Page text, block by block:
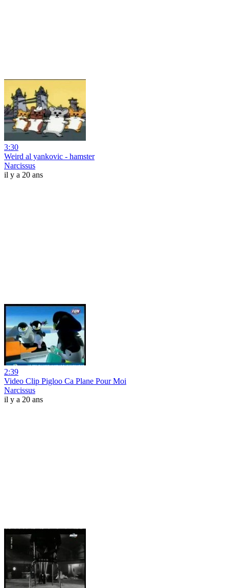
3:30
Weird al yankovic - hamster
Narcissus
il y a 20 ans
2:39
Video Clip Pigloo Ca Plane Pour Moi
Narcissus
il y a 20 ans